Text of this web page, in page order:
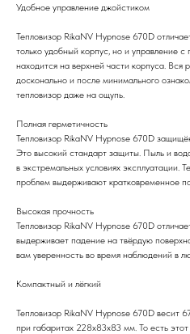
Удобное управление джойстиком
Тепловизор RikaNV Hypnose 670D
только удобный корпус, но и управление
находится на верхней части корпуса.
досконально и после минимального
тепловизор даже на ощупь.
Полная герметичность
Тепловизор RikaNV Hypnose 670D
Это высокий стандарт защиты. Пыль и
в экстремальных условиях эксплуатации.
проблем выдерживают кратковременное
Высокая прочность
Тепловизор RikaNV Hypnose 670D
выдерживает падение на твёрдую
вам уверенность во время наблюдений в
Компактный и лёгкий
Тепловизор RikaNV Hypnose 670D весит
при габаритах 228x83x83 мм. То есть